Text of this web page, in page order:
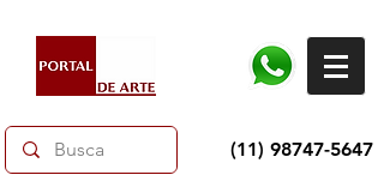
(11) 98747-5647